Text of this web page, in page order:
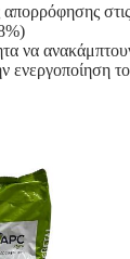
να
ενεργοποίηση